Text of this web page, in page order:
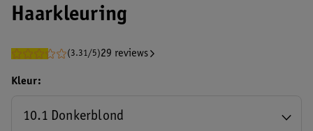
Haarkleuring
(3.31/5)29 reviews
Kleur
10.1 Donkerblond